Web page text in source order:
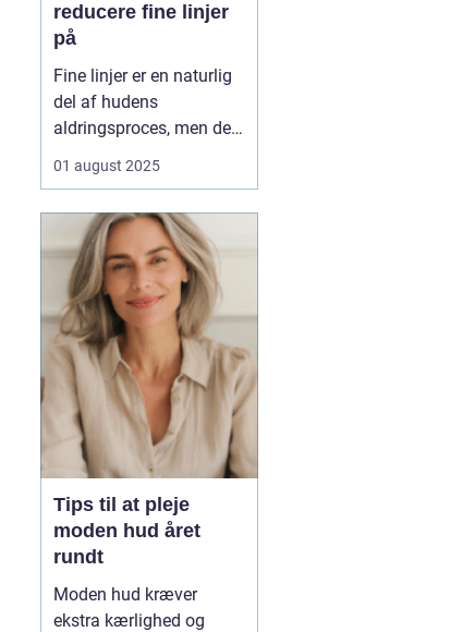
reducere fine linjer
på
Fine linjer er en naturlig
del af hudens
aldringsproces, men der
at reducere deres
dyre behandlinger eller
invasive indgreb. Med
små ændringer i din
daglige rutine, de rett...
01 august 2025
Tips til at pleje
moden hud året
rundt
Moden hud kræver
ekstra kærlighed og